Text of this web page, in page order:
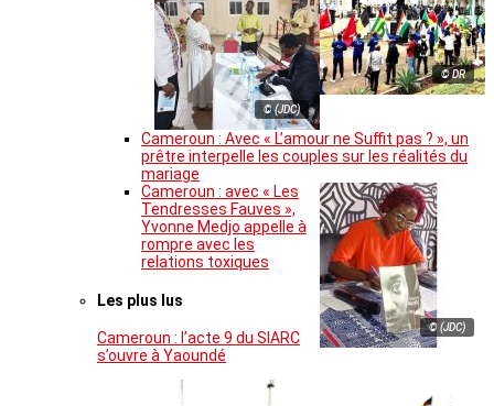
© DR
© (JDC)
Cameroun : Avec « L’amour ne Suffit pas ? », un
prêtre interpelle les couples sur les réalités du
mariage
© (JDC)
Cameroun : avec « Les
Tendresses Fauves »,
Yvonne Medjo appelle à
rompre avec les
relations toxiques
Les plus lus
Cameroun : l’acte 9 du SIARC
s’ouvre à Yaoundé